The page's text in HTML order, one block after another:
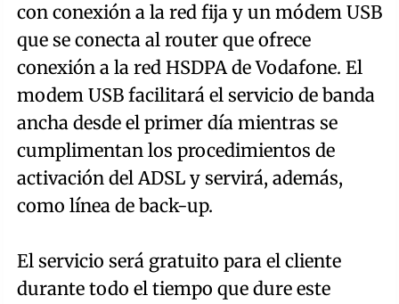
con conexión a la red fija y un módem USB
que se conecta al router que ofrece
conexión a la red HSDPA de Vodafone. El
modem USB facilitará el servicio de banda
ancha desde el primer día mientras se
cumplimentan los procedimientos de
activación del ADSL y servirá, además,
como línea de back-up.
El servicio será gratuito para el cliente
durante todo el tiempo que dure este